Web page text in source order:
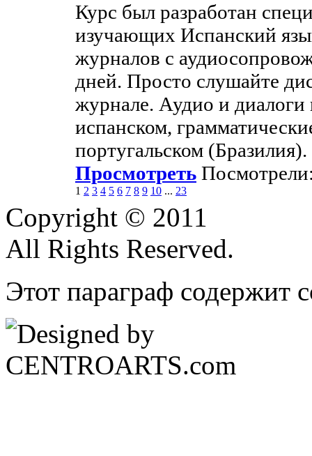
Курс был разработан
изучающих Испанский
журналов с
дней. Просто слушайте
журнале. Аудио и
испанском,
португальском (Бразилия).
Просмотреть
1 2 3 4 5 6 7 8 9 10 ... 23
Copyright © 2011
All Rights Reserved.
Этот параграф содержит